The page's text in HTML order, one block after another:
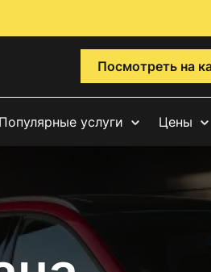
Посмотреть на
Популярные услуги Цены